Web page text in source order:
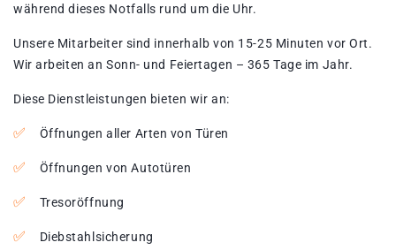
während dieses Notfalls rund um die Uhr.
Unsere Mitarbeiter sind innerhalb von 15-25 Minuten vor Ort.
Wir arbeiten an Sonn- und Feiertagen – 365 Tage im Jahr.
Diese Dienstleistungen bieten wir an:
Öffnungen aller Arten von Türen
Öffnungen von Autotüren
Tresoröffnung
Diebstahlsicherung